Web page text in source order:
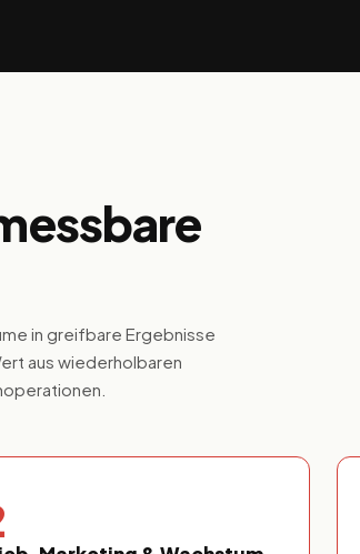
in greifbare Ergebnisse
aus wiederholbaren